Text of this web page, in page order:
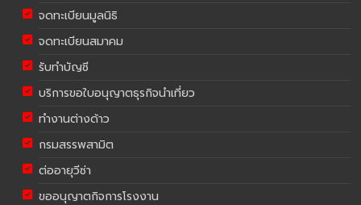
จดทะเบียนมูลนิธิ
จดทะเบียนสมาคม
รับทำบัญชี
บริการขอใบอนุญาตธุรกิจนำเที่ยว
ทำงานต่างด้าว
กรมสรรพสามิต
ต่ออายุวีซ่า
ขออนุญาตกิจการโรงงาน